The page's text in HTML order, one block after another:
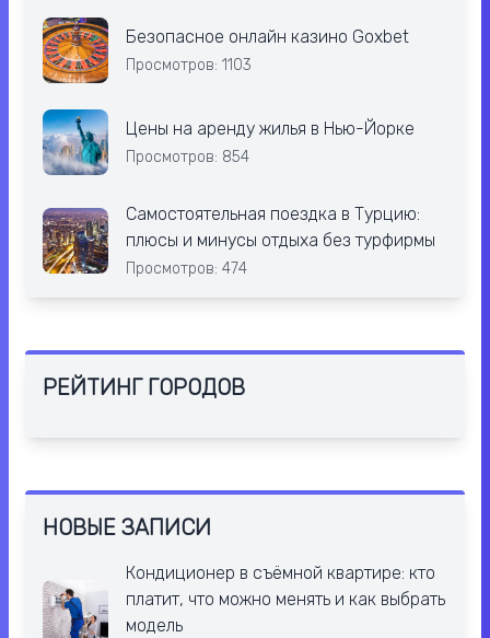
Безопасное онлайн казино Goxbet
Просмотров: 1103
Цены на аренду жилья в Нью-Йорке
Просмотров: 854
Самостоятельная поездка в Турцию:
плюсы и минусы отдыха без турфирмы
Просмотров: 474
РЕЙТИНГ ГОРОДОВ
НОВЫЕ ЗАПИСИ
Кондиционер в съёмной квартире: кто
платит, что можно менять и как выбрать
модель